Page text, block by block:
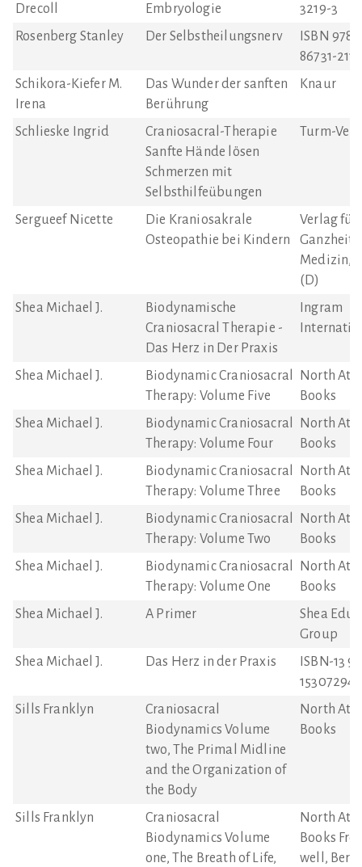
Drecoll Embryologie
3219-3
Rosenberg Stanley
Der Selbstheilungsnerv
ISBN 978-
86731-
Schikora-Kiefer M.
Irena
Das Wunder der sanften
Berührung
Knaur
Schlieske Ingrid
Craniosacral-Therapie
Sanfte Hände lösen
Schmerzen mit
Selbsthilfeübungen
Turm-
Sergueef Nicette
Die Kraniosakrale
Osteopathie bei Kindern
Verlag für
Medizin,
(D)
Shea Michael J.
Biodynamische
Craniosacral Therapie -
Das Herz in Der Praxis
Ingram
Shea Michael J.
Biodynamic Craniosacral
Therapy: Volume Five
North
Books
Shea Michael J.
Biodynamic Craniosacral
Therapy: Volume Four
North
Books
Shea Michael J.
Biodynamic Craniosacral
Therapy: Volume Three
North
Books
Shea Michael J.
Biodynamic Craniosacral
Therapy: Volume Two
North
Books
Shea Michael J.
Biodynamic Craniosacral
Therapy: Volume One
North
Books
Shea Michael J.
A Primer
Shea
Group
Shea Michael J.
Das Herz in der Praxis
ISBN-13
Sills Franklyn
Craniosacral
Biodynamics Volume
two, The Primal Midline
and the Organization of
the Body
North
Books
Sills Franklyn
Craniosacral
Biodynamics Volume
one, The Breath of Life,
North
Books
well,